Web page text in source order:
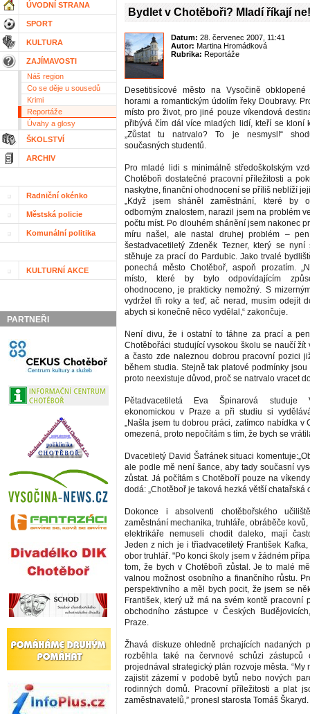
ÚVODNÍ STRANA
SPORT
KULTURA
ZAJÍMAVOSTI
Náš region
Co se děje u sousedů
Krimi
Reportáže
Úvahy a glosy
ŠKOLSTVÍ
ARCHIV
Radniční okénko
Městská policie
Komunální politika
KULTURNÍ AKCE
PARTNEŘI
Bydlet v Chotěboři? Mladí říkají ne!
Datum: 28. červenec 2007, 11:41
Autor: Martina Hromádková
Rubrika: Reportáže
Desetitisícové město na Vysočině obklopené
horami a romantickým údolím řeky Doubravy.
místo pro život, pro jiné pouze víkendová
přibývá čím dál více mladých lidí, kteří se kloní
„Zůstat tu natrvalo? To je nesmysl!“
současných studentů.
Pro mladé lidi s minimálně středoškolským
Chotěboři dostatečné pracovní příležitosti a
naskytne, finanční ohodnocení se příliš neblíží
„Když jsem sháněl zaměstnání, které by
odborným znalostem, narazil jsem na problém
počtu míst. Po dlouhém shánění jsem nakonec
míru našel, ale nastal druhej problém –
šestadvacetiletý Zdeněk Tezner, který se
stěhuje za prací do Pardubic. Jako trvalé
ponechá město Chotěboř, aspoň prozatím.
místo, které by bylo odpovídajícím
ohodnoceno, je prakticky nemožný. S
vydržel tři roky a teď, ač nerad, musím odejít
abych si konečně něco vydělal,“ zakončuje.
Není divu, že i ostatní to táhne za prací a
Chotěbořáci studující vysokou školu se naučí žít
a často zde naleznou dobrou pracovní pozici
během studia. Stejně tak platové podmínky
proto neexistuje důvod, proč se natrvalo vracet
Pětadvacetiletá Eva Špinarová studuje
ekonomickou v Praze a při studiu si
„Našla jsem tu dobrou práci, zatímco nabídka v
omezená, proto nepočítám s tím, že bych se
Dvacetiletý David Šafránek situaci
ale podle mě není šance, aby tady současní
zůstat. Já počítám s Chotěboří pouze na
dodá: „Chotěboř je taková hezká větší chatařská
Dokonce i absolventi chotěbořského
zaměstnání mechanika, truhláře, obráběče
elektrikáře nemuseli chodit daleko, mají
Jeden z nich je i třiadvacetiletý František
obor truhlář. "Po konci školy jsem v žádném
tom, že bych v Chotěboři zůstal. Je to malé
valnou možnost osobního a finančního růstu.
perspektivního a měl bych pocit, že jsem se
František, který už má na svém kontě pracovní
obchodního zástupce v Českých
Praze.
Žhavá diskuze ohledně prchajících nadaných
rozběhla také na červnové schůzi zástupců
projednával strategický plán rozvoje města. “My
zajistit zázemí v podobě bytů nebo nových
rodinných domů. Pracovní příležitosti a plat
zaměstnavatelů,” pronesl starosta Tomáš Škaryd.